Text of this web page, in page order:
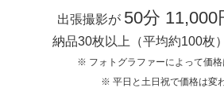
出張撮影が 50分 11,000
納品30枚以上（平均約100枚
※ フォトグラファーによって価
※ 平日と土日祝で価格は変